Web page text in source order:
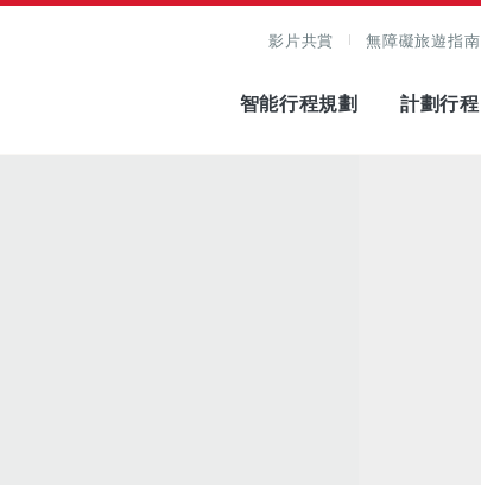
影片共賞 無障礙旅遊指南
智能行程規劃 計劃行程